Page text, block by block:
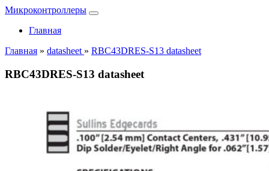
Микроконтроллеры
Главная
Главная » datasheet » RBC43DRES-S13 datasheet
RBC43DRES-S13 datasheet